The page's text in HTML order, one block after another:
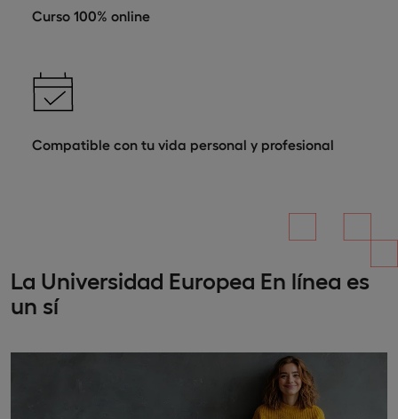
Curso 100% online
Compatible con tu vida personal y profesional
La Universidad Europea En línea es
un sí